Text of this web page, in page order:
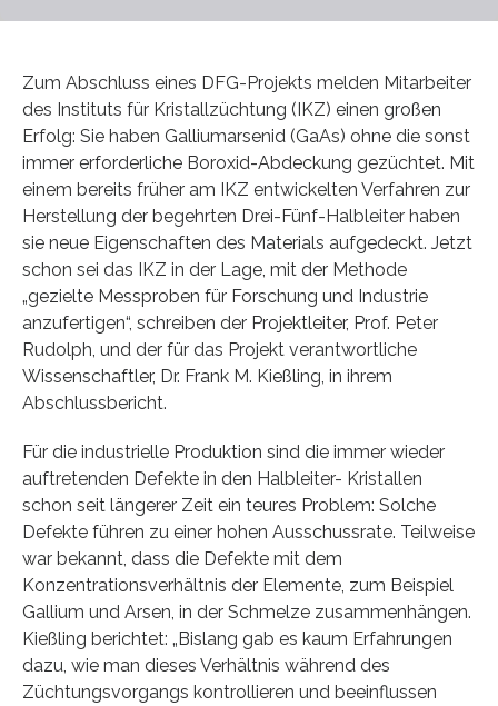
Zum Abschluss eines DFG-Projekts melden Mitarbeiter
des Instituts für Kristallzüchtung (IKZ) einen großen
Erfolg: Sie haben Galliumarsenid (GaAs) ohne die sonst
immer erforderliche Boroxid-Abdeckung gezüchtet. Mit
einem bereits früher am IKZ entwickelten Verfahren zur
Herstellung der begehrten Drei-Fünf-Halbleiter haben
sie neue Eigenschaften des Materials aufgedeckt. Jetzt
schon sei das IKZ in der Lage, mit der Methode
„gezielte Messproben für Forschung und Industrie
anzufertigen“, schreiben der Projektleiter, Prof. Peter
Rudolph, und der für das Projekt verantwortliche
Wissenschaftler, Dr. Frank M. Kießling, in ihrem
Abschlussbericht.
Für die industrielle Produktion sind die immer wieder
auftretenden Defekte in den Halbleiter- Kristallen
schon seit längerer Zeit ein teures Problem: Solche
Defekte führen zu einer hohen Ausschussrate. Teilweise
war bekannt, dass die Defekte mit dem
Konzentrationsverhältnis der Elemente, zum Beispiel
Gallium und Arsen, in der Schmelze zusammenhängen.
Kießling berichtet: „Bislang gab es kaum Erfahrungen
dazu, wie man dieses Verhältnis während des
Züchtungsvorgangs kontrollieren und beeinflussen